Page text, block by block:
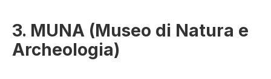
3. MUNA (Museo di Natura e
Archeologia)